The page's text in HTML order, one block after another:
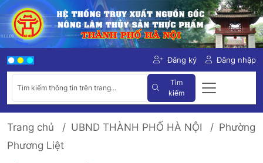
Đăng ký Đăng nhập
Tìm
kiếm
Trang chủ UBND THÀNH PHỐ HÀ NỘI
Phường
Phương Liệt